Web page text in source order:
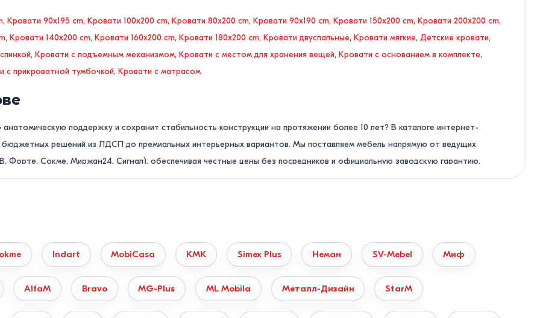
, Кровати 90x195 cm, Кровати 100x200 cm, Кровати 80x200 cm, Кровати 90x190 cm, Кровати 150x200 cm, Кровати 200x200 cm,
, Кровати 140x200 cm, Кровати 160x200 cm, Кровати 180x200 cm, Кровати двуспальные, Кровати мягкие, Детские кровати,
, Кровати с подъемным механизмом, Кровати с местом для хранения вещей, Кровати с основанием в комплекте,
с прикроватной тумбочкой, Кровати с матрасом
поддержку и сохранит стабильность конструкции на протяжении более 10 лет? В каталоге интернет-
бюджетных решений из ЛДСП до премиальных интерьерных вариантов. Мы поставляем мебель напрямую от ведущих
Сокме, Миржан24, Сигнал), обеспечивая честные цены без посредников и официальную заводскую гарантию.
консультантам по телефону
и типу конструкции
зависят от свойств несущего каркаса:
из натурального дуба, бука, ясеня или сосны. Обладают максимальной плотностью, устойчивы к перепадам влажности, не
Indart MobiCasa KMK Simex Plus Неман SV-Mebel Миф
AlfaM Bravo MG-Plus ML Mobila Металл-Дизайн StarM